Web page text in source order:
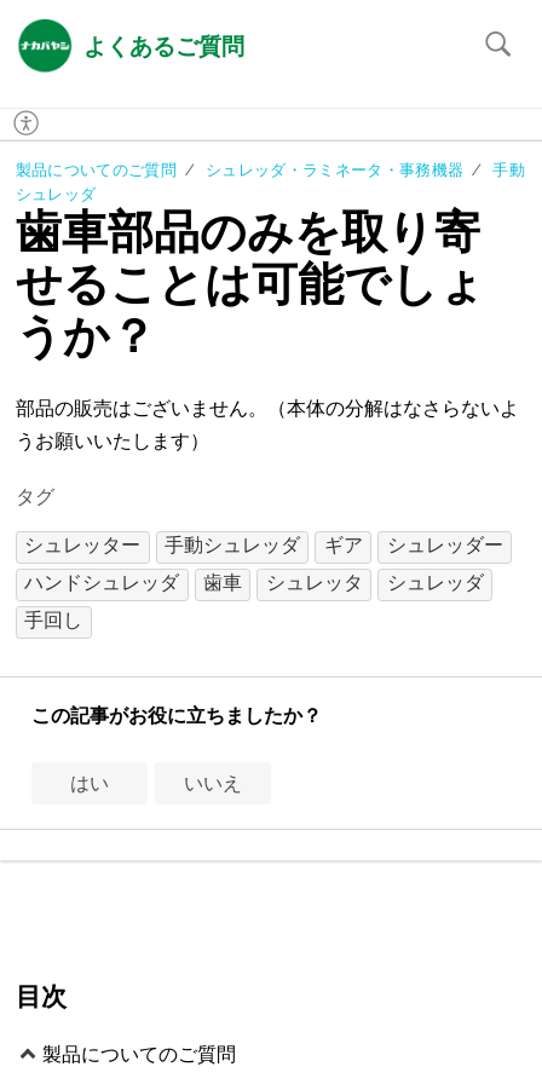
よくあるご質問
製品についてのご質問 シュレッダ・ラミネータ・事務機器
手動
シュレッダ
歯車部品のみを取り寄
せることは可能でしょ
うか？
部品の販売はございません。（本体の分解はなさらないよ
うお願いいたします）
タグ
シュレッター
手動シュレッダ ギア
シュレッダー
ハンドシュレッダ
歯車 シュレッタ
シュレッダ
手回し
この記事がお役に立ちましたか？
はい いいえ
目次
製品についてのご質問